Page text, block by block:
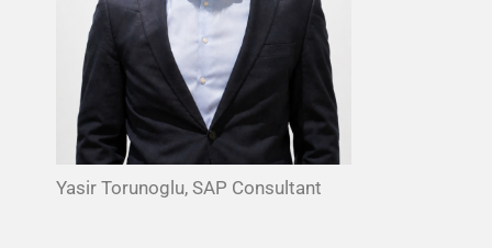
Yasir Torunoglu, SAP Consultant